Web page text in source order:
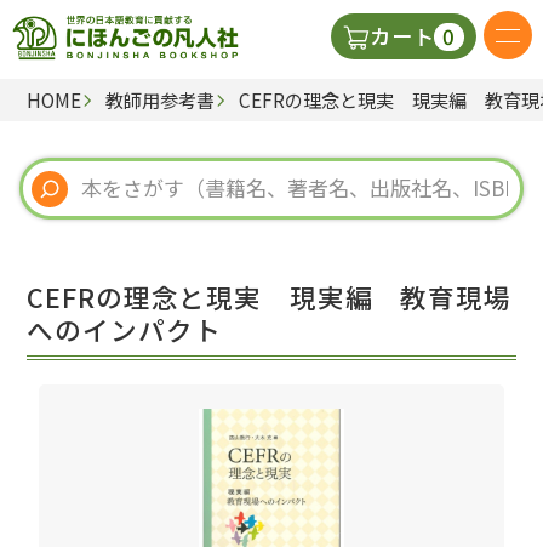
カート 0
日本語の教科書
視聴覚・補助教材
教師用参考書
HOME 教師用参考書 CEFRの理念と現実 現実編 教育現
CEFRの理念と現実 現実編 教育現場
へのインパクト